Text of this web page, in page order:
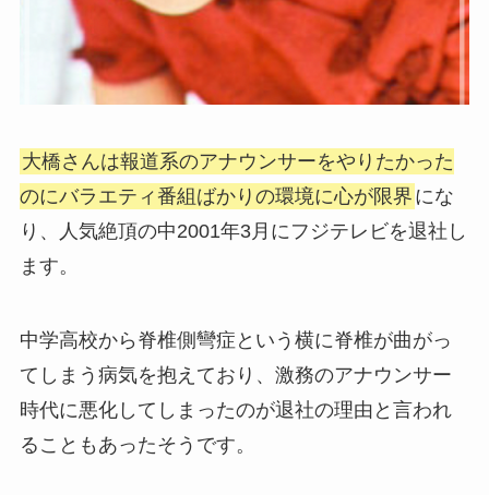
大橋さんは報道系のアナウンサーをやりたかった
のにバラエティ番組ばかりの環境に心が限界 にな
り、人気絶頂の中2001年3月にフジテレビを退社し
ます。
中学高校から脊椎側彎症という横に脊椎が曲がっ
てしまう病気を抱えており、激務のアナウンサー
時代に悪化してしまったのが退社の理由と言われ
ることもあったそうです。